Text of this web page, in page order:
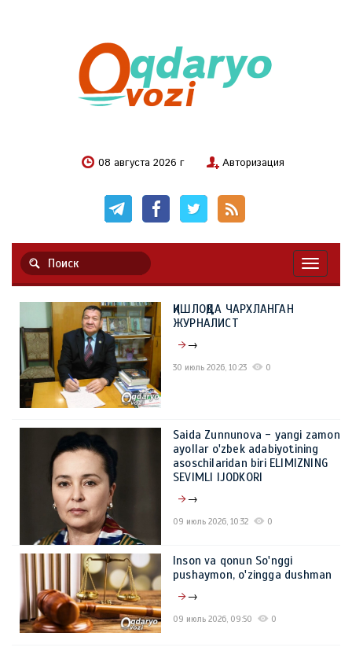
08 августа 2026 г Авторизация
ҚИШЛОҚДА ЧАРХЛАНГАН
ЖУРНАЛИСТ
→
30 июль 2026, 10:23 0
Saida Zunnunova - yangi zamon
ayollar o'zbek adabiyotining
asoschilaridan biri ELIMIZNING
SEVIMLI IJODKORI
→
09 июль 2026, 10:32 0
Inson va qonun So'nggi
pushaymon, o'zingga dushman
→
09 июль 2026, 09:50 0